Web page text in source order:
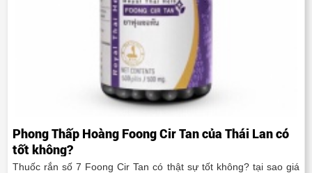
Phong Thấp Hoàng Foong Cir Tan của Thái Lan có
tốt không?
Thuốc rắn số 7 Foong Cir Tan có thật sự tốt không? tại sao giá